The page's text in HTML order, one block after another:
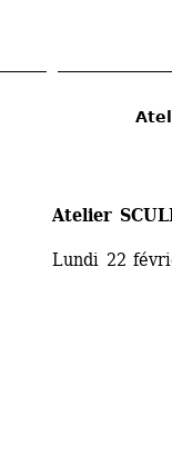
Atelier
Lundi 22